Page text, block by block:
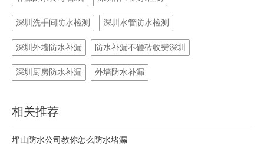
深圳洗手间防水检测 深圳水管防水检测
深圳外墙防水补漏 防水补漏不砸砖收费深圳
深圳厨房防水补漏 外墙防水补漏
相关推荐
坪山防水公司教你怎么防水堵漏